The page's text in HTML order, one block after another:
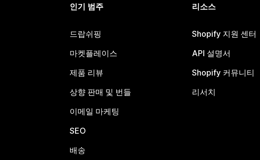
인기 범주
드랍쉬핑
마켓플레이스
제품 리뷰
상향 판매 및 번들
이메일 마케팅
SEO
배송
리소스
Shopify 지원 센터
API 설명서
Shopify 커뮤니티
리서치